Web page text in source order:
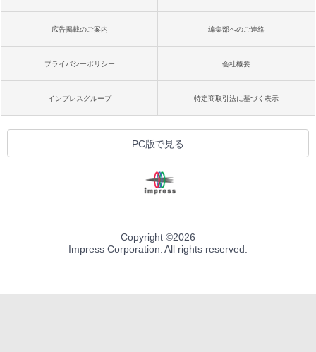
広告掲載のご案内 編集部へのご連絡
プライバシーポリシー 会社概要
インプレスグループ 特定商取引法に基づく表示
PC版で見る
Copyright ©2026
Impress Corporation. All rights reserved.